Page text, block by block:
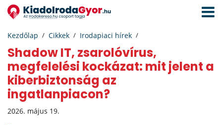
Kezdőlap Cikkek Irodapiaci hírek
Shadow IT, zsarolóvírus,
megfelelési kockázat: mit jelent a
kiberbiztonság az
ingatlanpiacon?
2026. május 19.